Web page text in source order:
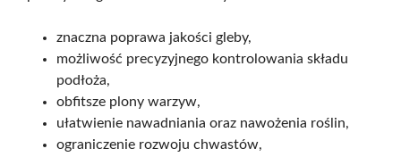
znaczna poprawa jakości gleby,
możliwość precyzyjnego kontrolowania składu
podłoża,
obfitsze plony warzyw,
ułatwienie nawadniania oraz nawożenia roślin,
ograniczenie rozwoju chwastów,